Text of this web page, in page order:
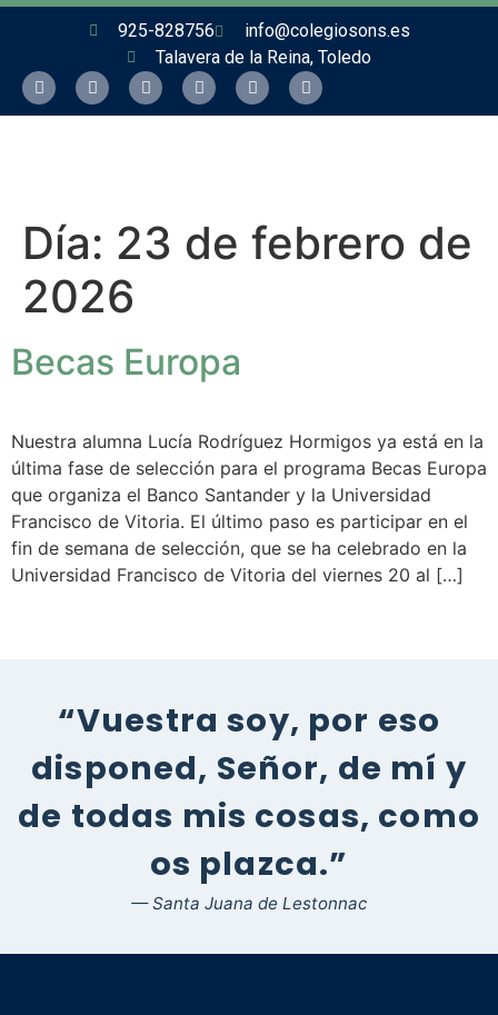
925-828756
info@colegiosons.es
Talavera de la Reina, Toledo
Día: 23 de febrero de
2026
Becas Europa
Nuestra alumna Lucía Rodríguez Hormigos ya está en la
última fase de selección para el programa Becas Europa
que organiza el Banco Santander y la Universidad
Francisco de Vitoria. El último paso es participar en el
fin de semana de selección, que se ha celebrado en la
Universidad Francisco de Vitoria del viernes 20 al […]
“Vuestra soy, por eso
disponed, Señor, de mí y
de todas mis cosas, como
os plazca.”
— Santa Juana de Lestonnac